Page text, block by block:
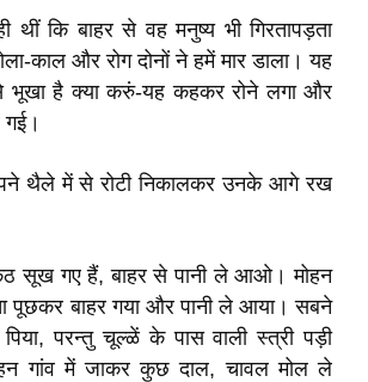
थीं कि बाहर से वह मनुष्य भी गिरतापड़ता
काल और रोग दोनों ने हमें मार डाला। यह
भूखा है क्या करुं-यह कहकर रोने लगा और
थैले में से रोटी निकालकर उनके आगे रख
सूख गए हैं, बाहर से पानी ले आओ। मोहन
पूछकर बाहर गया और पानी ले आया। सबने
पिया, परन्तु चूल्ळें के पास वाली स्त्री पड़ी
गांव में जाकर कुछ दाल, चावल मोल ले